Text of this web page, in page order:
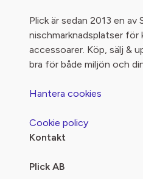
Plick är sedan 2013 en av
nischmarknadsplatser för
accessoarer. Köp, sälj &
bra för både miljön och
Hantera cookies
Cookie policy
Kontakt
Plick AB